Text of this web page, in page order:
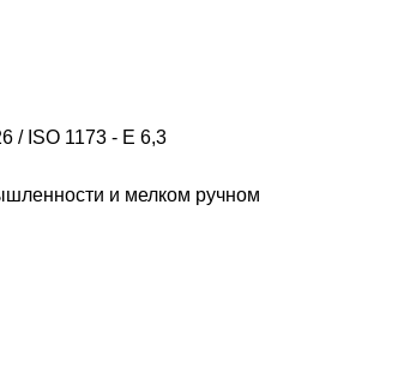
/ ISO 1173 - E 6,3
и мелком ручном